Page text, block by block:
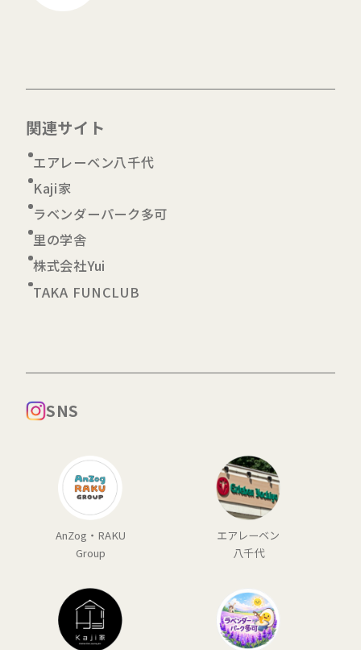
関連サイト
エアレーベン八千代
Kaji家
ラベンダーパーク多可
里の学舎
株式会社Yui
TAKA FUNCLUB
SNS
AnZog・RAKU
Group
エアレーベン
八千代